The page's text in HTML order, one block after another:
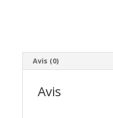
Avis (0)
Avis